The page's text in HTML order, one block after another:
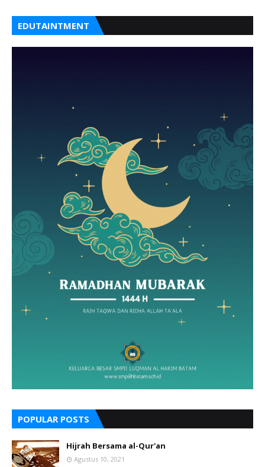
EDUTAINTMENT
POPULAR POSTS
Hijrah Bersama al-Qur'an
Agustus 10, 2021